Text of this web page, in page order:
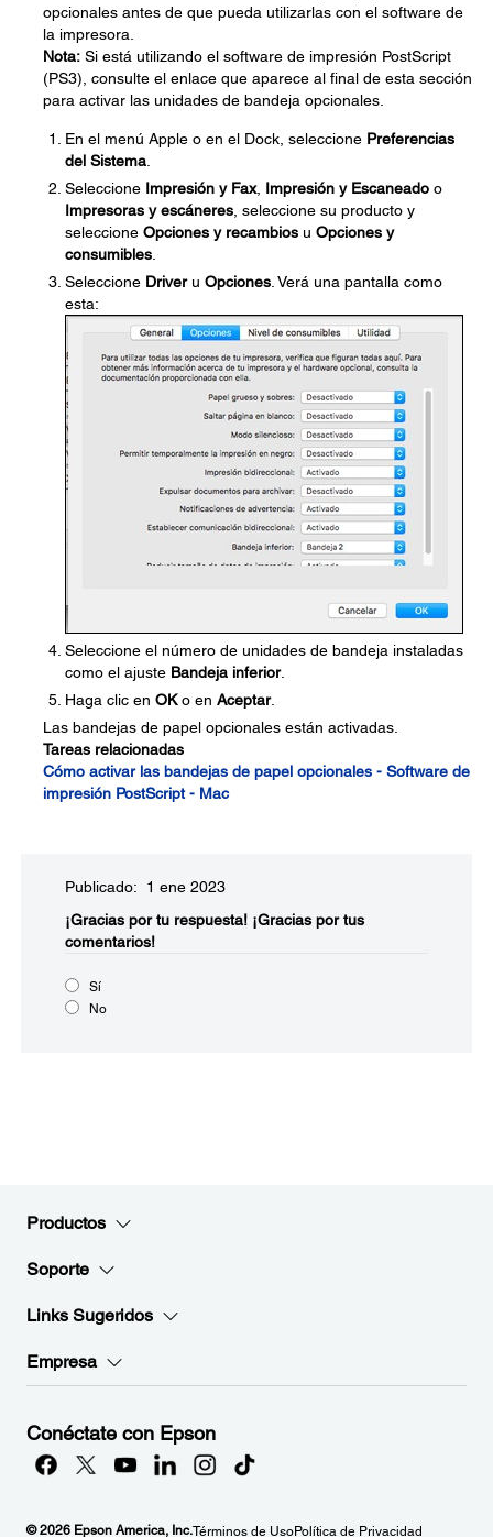
opcionales antes de que pueda utilizarlas con el software de
la impresora.
Nota: Si está utilizando el software de impresión PostScript
(PS3), consulte el enlace que aparece al final de esta sección
para activar las unidades de bandeja opcionales.
En el menú Apple o en el Dock, seleccione Preferencias
del Sistema
Seleccione Impresión y Fax, Impresión y Escaneado o
Impresoras y escáneres , seleccione su producto y
seleccione Opciones y recambios u Opciones y
consumibles
Seleccione Driveru Opciones . Verá una pantalla como
esta:
Seleccione el número de unidades de bandeja instaladas
como el ajuste Bandeja inferior.
Haga clic en OKo en Aceptar.
Las bandejas de papel opcionales están activadas.
Tareas relacionadas
Cómo activar las bandejas de papel opcionales - Software de
impresión PostScript - Mac
Publicado: 1 ene 2023
¡Gracias por tu respuesta! ¡Gracias por tus
comentarios!
Sí
No
Productos
Soporte
Links Sugeridos
Empresa
Conéctate con Epson
© 2026 Epson America, Inc.Términos de UsoPolítica de Privacidad